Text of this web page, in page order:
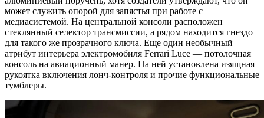
может служить опорой для запястья при работе с
медиасистемой. На центральной консоли расположен
стеклянный селектор трансмиссии, а рядом находится гнездо
для такого же прозрачного ключа. Еще один необычный
атрибут интерьера электромобиля Ferrari Luce — потолочная
консоль на авиационный манер. На ней установлена изящная
рукоятка включения лонч-контроля и прочие функциональные
тумблеры.